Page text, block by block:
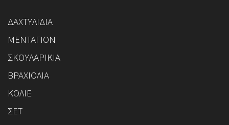
ΔΑΧΤΥΛΙΔΙΑ
ΜΕΝΤΑΓΙΟΝ
ΣΚΟΥΛΑΡΙΚΙΑ
ΒΡΑΧΙΟΛΙΑ
ΚΟΛΙΕ
ΣΕΤ